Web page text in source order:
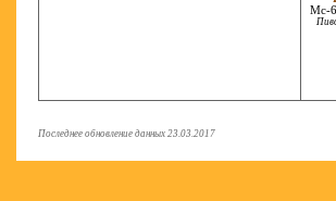
Мс-
Последнее обновление данных 23.03.2017